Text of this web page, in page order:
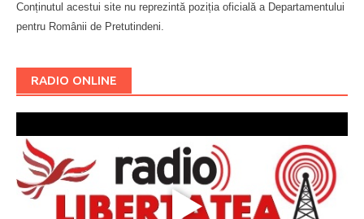
Conținutul acestui site nu reprezintă poziția oficială a Departamentului
pentru Românii de Pretutindeni.
RADIO ONLINE